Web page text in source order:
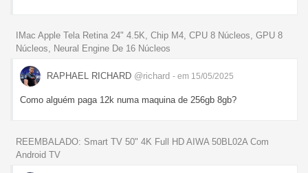
IMac Apple Tela Retina 24" 4.5K, Chip M4, CPU 8 Núcleos, GPU 8
Núcleos, Neural Engine De 16 Núcleos
RAPHAEL RICHARD @richard - em 15/05/2025
Como alguém paga 12k numa maquina de 256gb 8gb?
REEMBALADO: Smart TV 50" 4K Full HD AIWA 50BL02A Com
Android TV